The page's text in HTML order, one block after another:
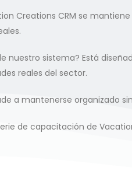
Creations CRM se
nuestro sistema? Está
reales del sector.
a mantenerse organizado
de capacitación de